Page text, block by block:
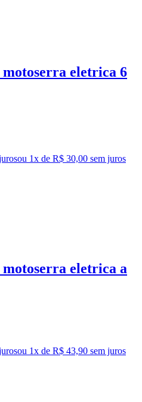
eletrica 6
ou 1x de R$ 30,00 sem juros
eletrica a
ou 1x de R$ 43,90 sem juros